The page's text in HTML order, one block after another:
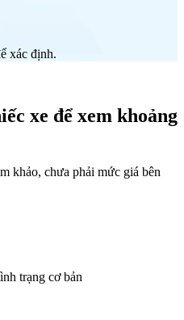
xác định.
xe để xem khoảng
khảo, chưa phải mức giá bên
trạng cơ bản